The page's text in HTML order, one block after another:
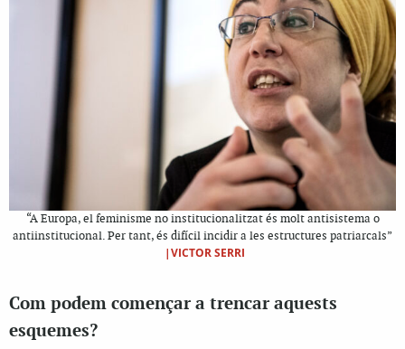
“A Europa, el feminisme no institucionalitzat és molt antisistema o
antiinstitucional. Per tant, és difícil incidir a les estructures patriarcals”
|VICTOR SERRI
Com podem començar a trencar aquests
esquemes?